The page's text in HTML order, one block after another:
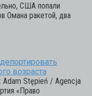
США попали
Омана ракетой, два
возраста
Adam Stępień / Agencja
«Право